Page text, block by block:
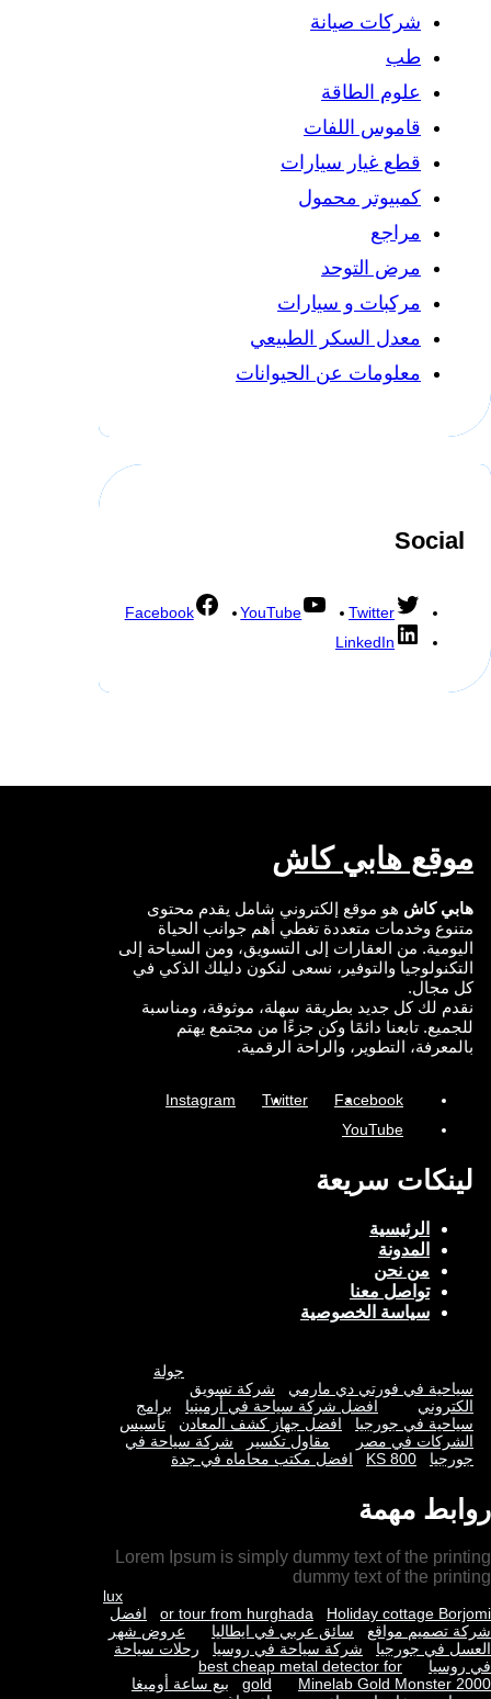
شركات صيانة
طب
علوم الطاقة
قاموس اللفات
قطع غيار سيارات
كمبيوتر محمول
مراجع
مرض التوحد
مركبات و سيارات
معدل السكر الطبيعي
معلومات عن الحيوانات
Social
Twitter
YouTube
Facebook
LinkedIn
موقع هابي كاش
هابي كاش هو موقع إلكتروني شامل يقدم محتوى
متنوع وخدمات متعددة تغطي أهم جوانب الحياة
اليومية. من العقارات إلى التسويق، ومن السياحة إلى
التكنولوجيا والتوفير، نسعى لنكون دليلك الذكي في
كل مجال.
نقدم لك كل جديد بطريقة سهلة، موثوقة، ومناسبة
للجميع. تابعنا دائمًا وكن جزءًا من مجتمع يهتم
بالمعرفة، التطوير، والراحة الرقمية.
Facebook
Twitter
Instagram
YouTube
لينكات سريعة
الرئيسية
المدونة
من نحن
تواصل معنا
سياسة الخصوصية
جولة
سياحية في فورتي دي مارمي
شركة تسويق
الكتروني
افضل شركة سياحة في أرمينيا
برامج
سياحية في جورجيا
افضل جهاز كشف المعادن
تأسيس
الشركات في مصر
مقاول تكسير
شركة سياحة في
جورجيا
KS 800 افضل مكتب محاماه في جدة
روابط مهمة
Lorem Ipsum is simply dummy text of the printing
dummy text of the printing
lux
or tour from hurghada
Holiday cottage Borjomi
افضل
شركة تصميم مواقع
سائق عربي في ايطاليا
عروض شهر
العسل في جورجيا
شركة سياحة في روسيا
رحلات سياحة
في روسيا
best cheap metal detector for
gold
Minelab Gold Monster 2000
بيع ساعة أوميغا